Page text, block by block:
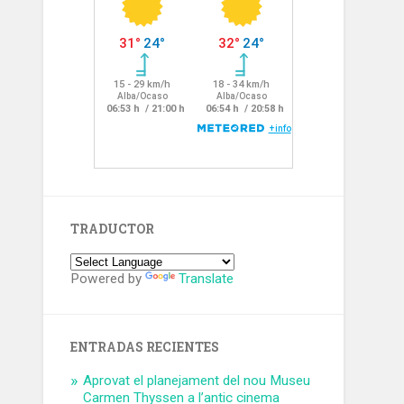
TRADUCTOR
Powered by Translate
ENTRADAS RECIENTES
Aprovat el planejament del nou Museu
Carmen Thyssen a l’antic cinema